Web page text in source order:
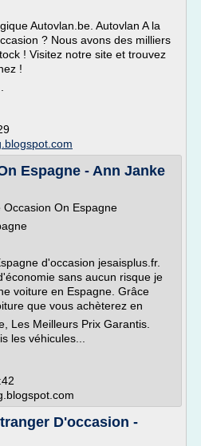
Autovlan.be. Autovlan A la
? Nous avons des milliers
! Visitez notre site et trouvez
!
Espagne - Ann Janke
Occasion On Espagne
d'occasion jesaisplus.fr.
sans aucun risque je
voiture en Espagne. Grâce
que vous achèterez en
Les Meilleurs Prix Garantis.
les véhicules...
D'occasion -